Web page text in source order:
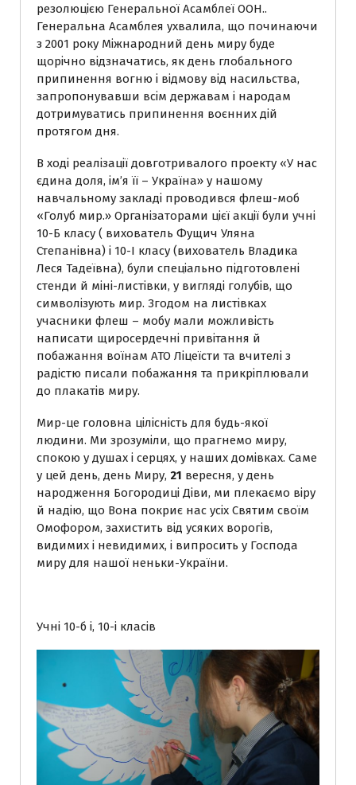
резолюцією Генеральної Асамблеї ООН..
Генеральна Асамблея ухвалила, що починаючи
з 2001 року Міжнародний день миру буде
щорічно відзначатись, як день глобального
припинення вогню і відмову від насильства,
запропонувавши всім державам і народам
дотримуватись припинення воєнних дій
протягом дня.
В ході реалізації довготривалого проекту «У нас
єдина доля, ім’я її – Україна» у нашому
навчальному закладі проводився флеш-моб
«Голуб мир.» Організаторами цієї акції були учні
10-Б класу ( вихователь Фущич Уляна
Степанівна) і 10-І класу (вихователь Владика
Леся Тадеївна), були спеціально підготовлені
стенди й міні-листівки, у вигляді голубів, що
символізують мир. Згодом на листівках
учасники флеш – мобу мали можливість
написати щиросердечні привітання й
побажання воїнам АТО Ліцеїсти та вчителі з
радістю писали побажання та прикріплювали
до плакатів миру.
Мир-це головна цілісність для будь-якої
людини. Ми зрозуміли, що прагнемо миру,
спокою у душах і серцях, у наших домівках. Саме
у цей день, день Миру, 21 вересня, у день
народження Богородиці Діви, ми плекаємо віру
й надію, що Вона покриє нас усіх Святим своїм
Омофором, захистить від усяких ворогів,
видимих і невидимих, і випросить у Господа
миру для нашої неньки-України.
Учні 10-б і, 10-і класів